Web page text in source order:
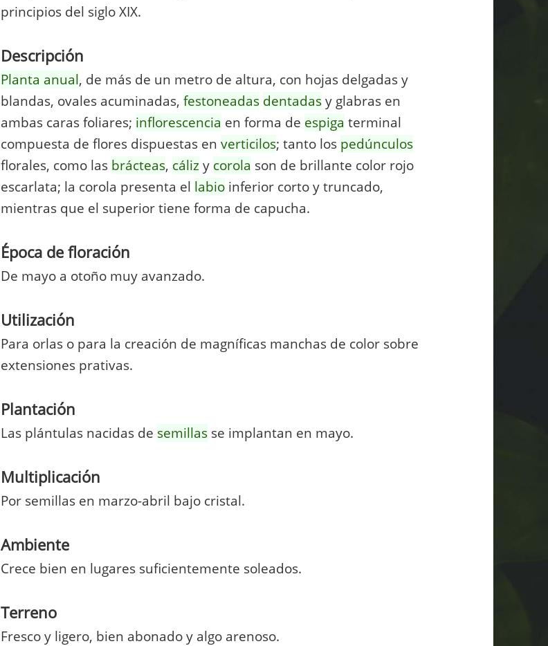
principios del siglo XIX.
Descripción
Planta anual, de más de un metro de altura, con hojas delgadas y
blandas, ovales acuminadas,festoneadas dentadasy glabras en
ambas caras foliares; inflorescencia en forma de espiga terminal
compuesta de flores dispuestas enverticilos; tanto los pedúnculos
florales, como las brácteas, cálizy corola son de brillante color rojo
escarlata; la corola presenta el labio inferior corto y truncado,
mientras que el superior tiene forma de capucha.
Época de floración
De mayo a otoño muy avanzado.
Utilización
Para orlas o para la creación de magníficas manchas de color sobre
extensiones prativas.
Plantación
Las plántulas nacidas de semillas se implantan en mayo.
Multiplicación
Por semillas en marzo-abril bajo cristal.
Ambiente
Crece bien en lugares suficientemente soleados.
Terreno
Fresco y ligero, bien abonado y algo arenoso.